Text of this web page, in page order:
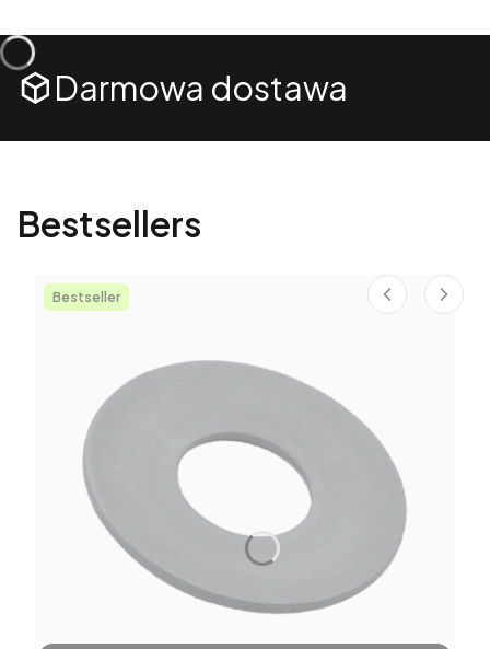
Darmowa dostawa
Bestsellers
Bestseller